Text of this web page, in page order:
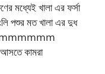
মধ্যেই খালা এর ফর্সা
পশুর মত খালা এর দুধ
কামরা